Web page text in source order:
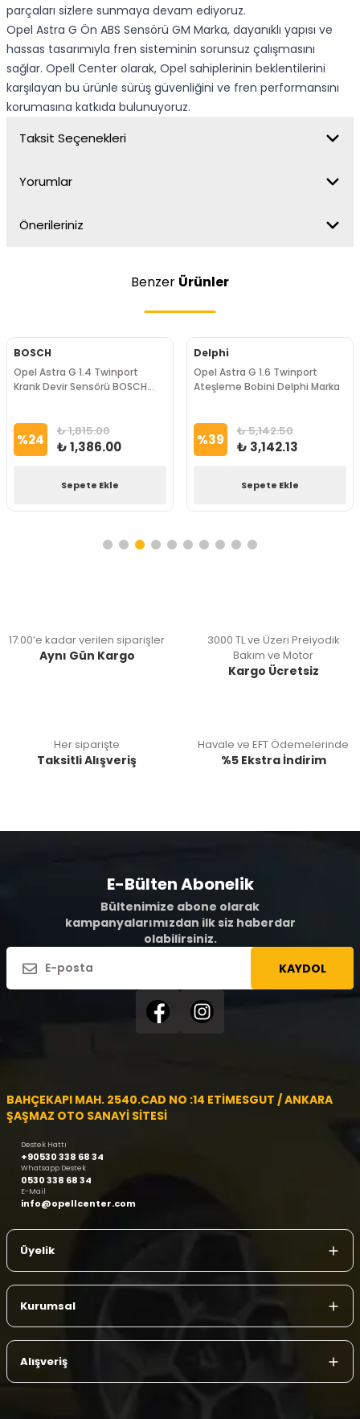
parçaları sizlere sunmaya devam ediyoruz.
Opel Astra G Ön ABS Sensörü GM Marka, dayanıklı yapısı ve
hassas tasarımıyla fren sisteminin sorunsuz çalışmasını
sağlar. Opell Center olarak, Opel sahiplerinin beklentilerini
karşılayan bu ürünle sürüş güvenliğini ve fren performansını
korumasına katkıda bulunuyoruz.
Taksit Seçenekleri
Yorumlar
Önerileriniz
Benzer Ürünler
BOSCH
Opel Astra G 1.4 Twinport
Krank Devir Sensörü BOSCH
%24 ₺ 1,815.00
₺ 1,386.00
Sepete Ekle
Delphi
Opel Astra G 1.6 Twinport
Ateşleme Bobini Delphi Marka
%39 ₺ 5,142.50
₺ 3,142.13
Sepete Ekle
17:00’e kadar verilen siparişler
Aynı Gün Kargo
3000 TL ve Üzeri Preiyodik
Bakım ve Motor
Kargo Ücretsiz
Her siparişte
Taksitli Alışveriş
Havale ve EFT Ödemelerinde
%5 Ekstra İndirim
E-Bülten Abonelik
Bültenimize abone olarak
kampanyalarımızdan ilk siz haberdar
olabilirsiniz.
KAYDOL
BAHÇEKAPI MAH. 2540.CAD NO :14 ETİMESGUT / ANKARA
ŞAŞMAZ OTO SANAYİ SİTESİ
Destek Hattı
+90530 338 68 34
Whatsapp Destek
0530 338 68 34
E-Mail
info@opellcenter.com
Üyelik
Kurumsal
Alışveriş